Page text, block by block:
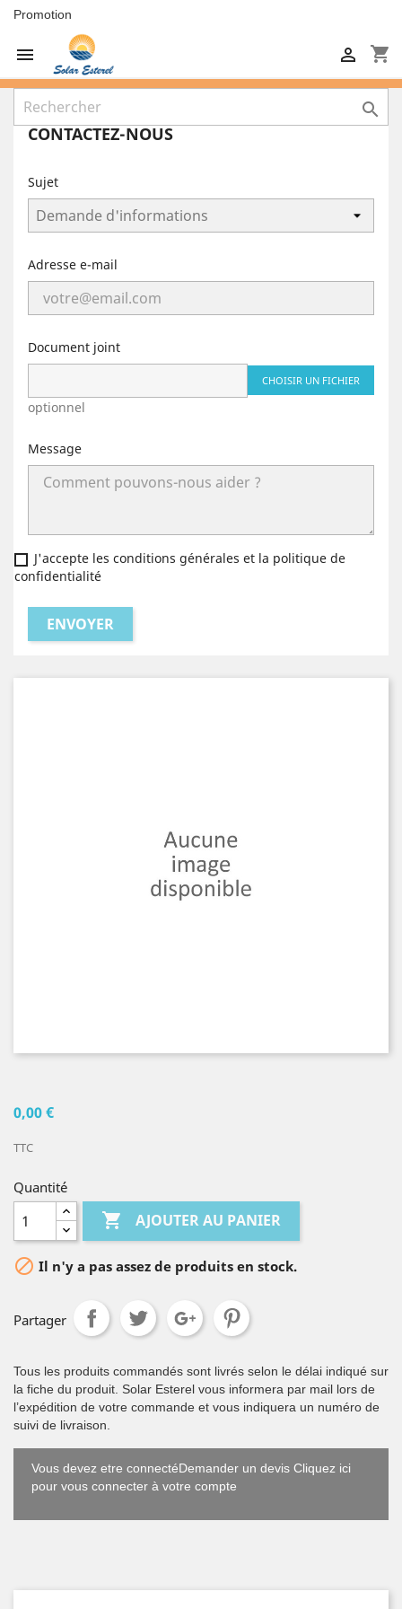
Promotion
 shopping_cart


CONTACTEZ-NOUS
Sujet
Adresse e-mail
Document joint
CHOISIR UN FICHIER
optionnel
Message
J'accepte les conditions générales et la politique de
confidentialité
0,00 €
TTC
Quantité
 AJOUTER AU PANIER
 Il n'y a pas assez de produits en stock.
Partager
Tous les produits commandés sont livrés selon le délai indiqué sur
la fiche du produit. Solar Esterel vous informera par mail lors de
l’expédition de votre commande et vous indiquera un numéro de
suivi de livraison.
Vous devez etre connectéDemander un devis Cliquez ici
pour vous connecter à votre compte